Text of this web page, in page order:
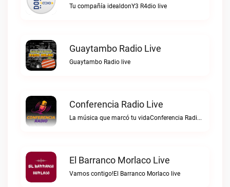
Tu compañía idealdonY3 R4dio live
Guaytambo Radio Live
Guaytambo Radio live
Conferencia Radio Live
La música que marcó tu vidaConferencia Radio live
El Barranco Morlaco Live
Vamos contigo!El Barranco Morlaco live